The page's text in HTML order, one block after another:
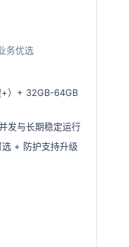
务优选
）+ 32GB-64GB
发与长期稳定运行
+ 防护支持升级